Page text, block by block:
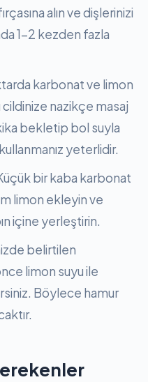
alın ve dişlerinizi
1-2 kezden fazla
karbonat ve limon
cildinize nazikçe masaj
bekletip bol suyla
yeterlidir.
bir kaba karbonat
limon ekleyin ve
içine yerleştirin.
belirtilen
limon suyu ile
Böylece hamur